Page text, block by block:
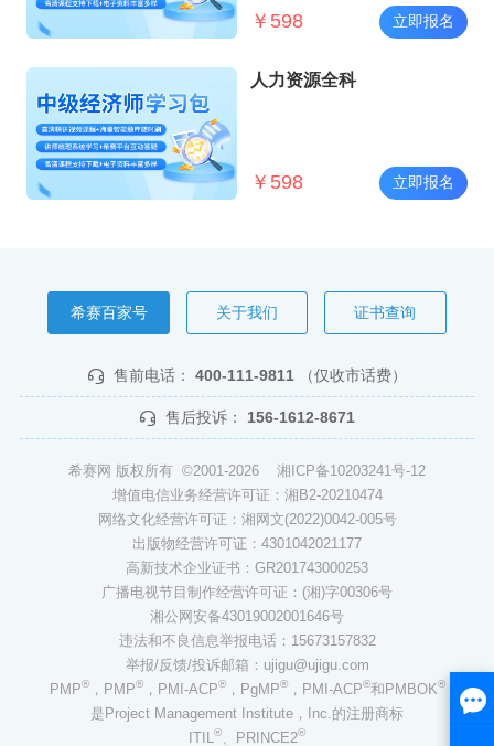
￥ 598 立即报名
人力资源全科
￥ 598 立即报名
希赛百家号 关于我们 证书查询
售前电话： 400-111-9811 （仅收市话费）
售后投诉： 156-1612-8671
希赛网 版权所有 ©2001-2026 湘ICP备10203241号-12
增值电信业务经营许可证：湘B2-20210474
网络文化经营许可证：湘网文(2022)0042-005号
出版物经营许可证：4301042021177
高新技术企业证书：GR201743000253
广播电视节目制作经营许可证：(湘)字00306号
湘公网安备43019002001646号
违法和不良信息举报电话：15673157832
举报/反馈/投诉邮箱：ujigu@ujigu.com
PMP®，PMP®，PMI-ACP®，PgMP®，PMI-ACP®和PMBOK®
是Project Management Institute，Inc.的注册商标
ITIL ® 、PRINCE2®